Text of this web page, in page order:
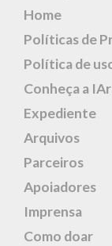
Home
Políticas de
Política de
Conheça a
Expediente
Arquivos
Parceiros
Apoiadores
Imprensa
Como doar